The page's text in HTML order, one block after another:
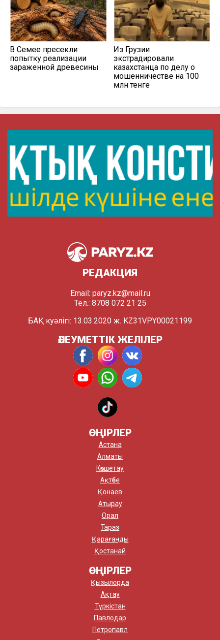
В Семее пресекли
попытку реализации
зараженной древесины
Из Грузии
экстрадировали
казахстанца по делу о
мошенничестве на 100
млн тенге
РЕДАКЦИЯ
Email: paryz.kz@mail.ru
Тел.: 8708 072 21 25
БАҚ куәлігі: 13.03.2020 ж. KZ31VPY00021199
ӘЛЕУМЕТТІК ЖЕЛІЛЕР
ӨҢІРЛЕР
Астана
Алматы
Көкшетау
Ақтөбе
Қонаев
Атырау
Орал
Тараз
Қарағанды
Қостанай
ӨҢІРЛЕР
Қызылорда
Ақтау
Түркістан
Павлодар
Петропавл